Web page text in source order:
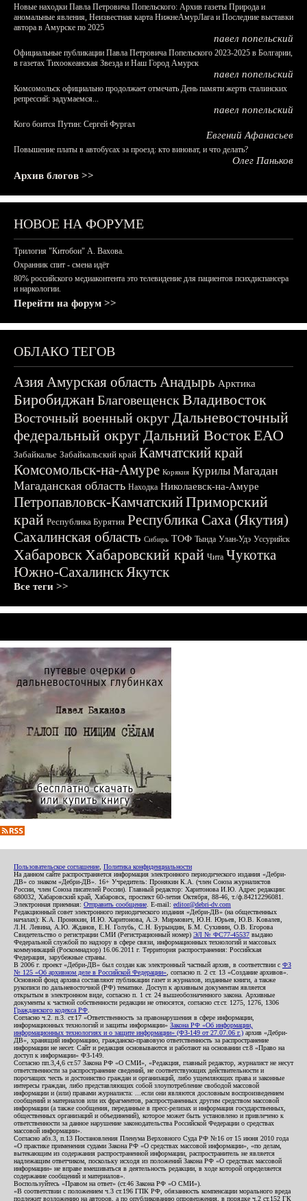
Новые находки Павла Петровича Попельского: Архив газеты Природа и
аномальные явления, Неизвестная карта НижнеАмурЛага и Последние выставки
автора в Амурске по 2025
павел попельский
Официальные публикации Павла Петровича Попельского 2023-2025 в Болгарии,
в газетах Тихоокеанская Звезда и Наш Город Амурск
павел попельский
Комсомольск официально продолжает отмечать День памяти жертв сталинских
репрессий: задумаемся...
павел попельский
Кого боится Путин: Сергей Фургал
Евгений Афанасьев
Повышение платы в автобусах за проезд: кто виноват, и что делать?
Олег Паньков
Архив блогов >>
НОВОЕ НА ФОРУМЕ
Трилогия "Китобои" А. Вахова.
Охранник спит - смена идёт
80% российского медиаконтента это телевидение для пациентов психдиспансера
и наркологии.
Перейти на форум >>
ОБЛАКО ТЕГОВ
АзияАмурская область Анадырь Арктика
БиробиджанБлаговещенскВладивосток
Восточный военный округДальневосточный
федеральный округДальний ВостокЕАО
Забайкалье Забайкальский край Камчатский край
Комсомольск-на-Амуре Корякия Курилы Магадан
Магаданская область Находка Николаевск-на-Амуре
Петропавловск-КамчатскийПриморский
край Республика Бурятия Республика Саха (Якутия)
Сахалинская область Сибирь ТОФ Тында Улан-Удэ Уссурийск
ХабаровскХабаровский край Чита Чукотка
Южно-СахалинскЯкутск
Все теги >>
Пользовательское соглашение Политика конфиденциальности
На данном сайте распространяется информация электронного периодического издания «Дебри-
ДВ» со знаком «Дебри-ДВ». 16+ Учредитель: Пронякин К.А. (член Союза журналистов
России, член Союза писателей России). Главный редактор: Харитонова И.Ю. Адрес редакции:
680032, Хабаровский край, Хабаровск, проспект 60-летия Октября, 88-46, т./ф.84212296081.
Электронная приемная: Отправить сообщение . E-mail: editor@debri-dv.com
Редакционный совет электронного периодического издания «Дебри-ДВ» (на общественных
началах): К.А. Пронякин, И.Ю. Харитонова, А.Э. Мирмович, Ю.Н. Юрьев, Ю.В. Ковалев,
Л.Н. Левина, А.Ю. Жданов, Е.Н. Голубь, С.Н. Бурындин, Б.М. Сухинин, О.В. Егорова
Свидетельство о регистрации СМИ (Регистрационный номер) ЭЛ № ФС77-45537 выдано
Федеральной службой по надзору в сфере связи, информационных технологий и массовых
коммуникаций (Роскомнадзор) 16.06.2011 г. Территория распространения: Российская
Федерация, зарубежные страны.
В 2006 г. проект «Дебри-ДВ» был создан как электронный частный архив, в соответствии с ФЗ
№ 125 «Об архивном деле в Российской Федерации» , согласно п. 2 ст. 13 «Создание архивов».
Основной фонд архива составляют публикации газет и журналов, изданные книги, а также
рукописи по дальневосточной (РФ) тематике. Доступ к архивным документам является
открытым в электронном виде, согласно п. 1 ст. 24 вышеобозначенного закона. Архивные
документы к частной собственности редакции не относятся, согласно ст.ст. 1275, 1276, 1306
Гражданского кодекса РФ
Согласно ч.2. п.3. ст.17 «Ответственность за правонарушения в сфере информации,
информационных технологий и защиты информации» Закона РФ «Об информации,
информационных технологиях и о защите информации» (ФЗ-149 от 27.07.06 г.) архив «Дебри-
ДВ», хранящий информацию, гражданско-правовую ответственность за распространение
информации не несет. Сайт и редакция основываются и работают на основании ст.8 «Право на
доступ к информации» ФЗ-149.
Согласно пп.3,4,6 ст.57 Закона РФ «О СМИ», «Редакция, главный редактор, журналист не несут
ответственности за распространение сведений, не соответствующих действительности и
порочащих честь и достоинство граждан и организаций, либо ущемляющих права и законные
интересы граждан, либо представляющих собой злоупотребление свободой массовой
информации и (или) правами журналиста: ...если они являются дословным воспроизведением
сообщений и материалов или их фрагментов, распространенных другим средством массовой
информации (а также сообщения, переданные в пресс-релизах и информация государственных,
общественных организаций и объединений), которое может быть установлено и привлечено к
ответственности за данное нарушение законодательства Российской Федерации о средствах
массовой информации».
Согласно абз.3, п.13 Постановления Пленума Верховного Суда РФ №16 от 15 июня 2010 года
«О практике применения судами Закона РФ «О средствах массовой информации», «по делам,
вытекающим из содержания распространенной информации, распространитель не является
надлежащим ответчиком, поскольку исходя из положений Закона РФ «О средствах массовой
информации» не вправе вмешиваться в деятельность редакции, в ходе которой определяется
содержание сообщений и материалов».
Воспользуйтесь «Правом на ответ» (ст.46 Закона РФ «О СМИ»).
«В соответствии с положением ч.3 ст.196 ГПК РФ, обязанность компенсации морального вреда
подлежит возложению на авторов, а по опубликованию опровержения, в порядке ч.2 ст.152 ГК